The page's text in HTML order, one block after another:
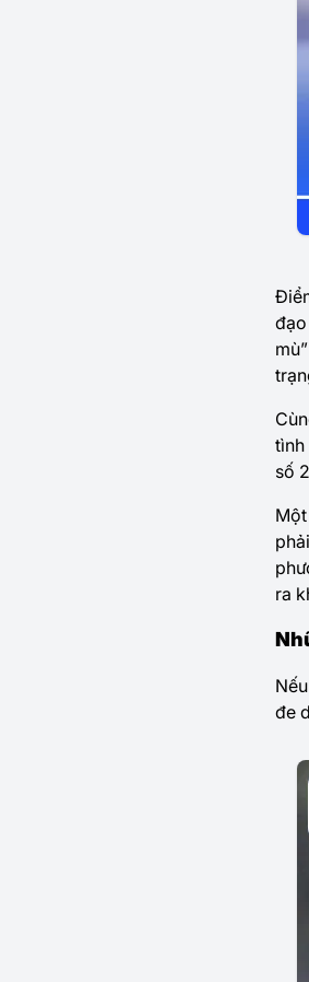
tình
số
ra
đe